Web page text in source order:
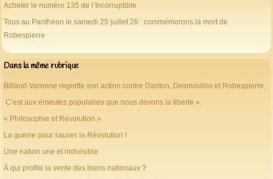
Acheter le numéro 135 de l’Incorruptible
Tous au Panthéon le samedi 25 juillet 26 : commémorons la mort de
Robespierre
Dans la même rubrique
Billaud-Varenne regrette son action contre Danton, Desmoulins et Robespierre.
C’est aux émeutes populaires que nous devons la liberté ».
« Philosophie et Révolution »
La guerre pour sauver la Révolution !
Une nation une et indivisible
À qui profite la vente des biens nationaux ?